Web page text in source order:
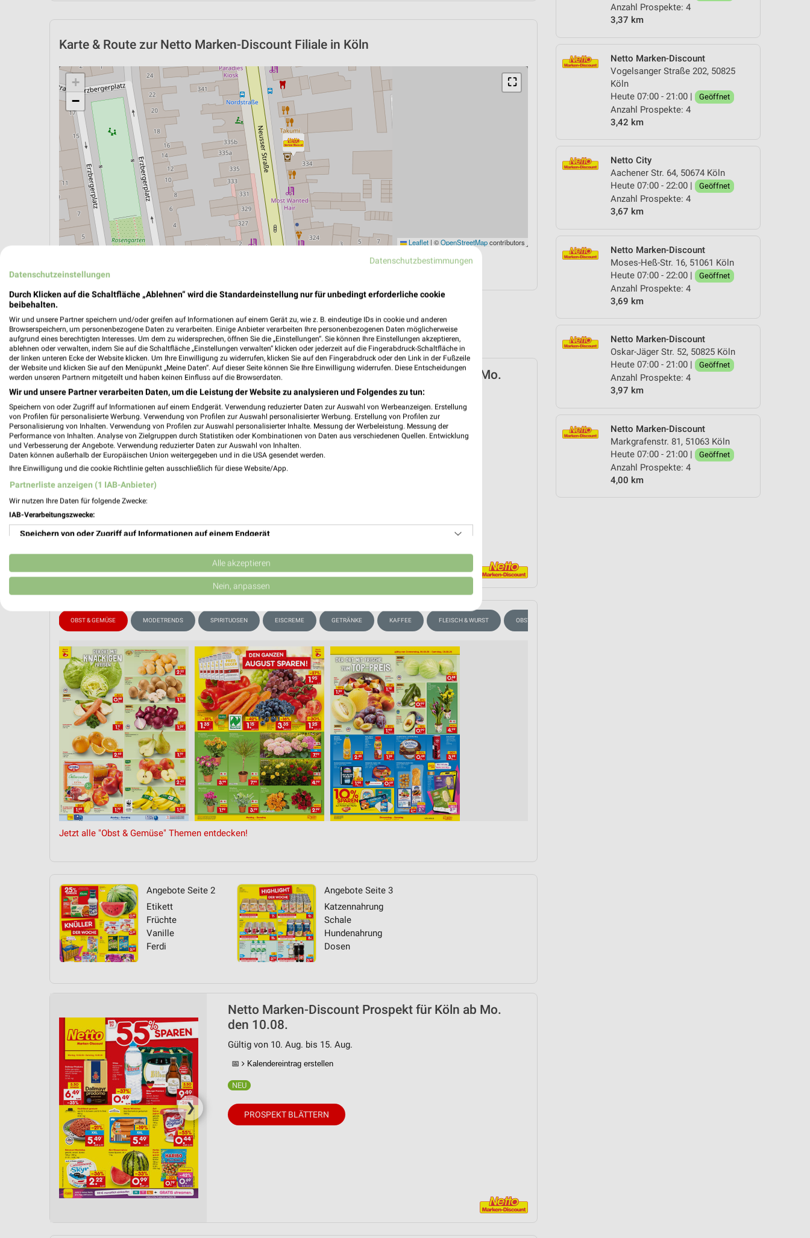
Anzahl Prospekte: 4
3,37 km
Netto Marken-Discount
Vogelsanger Straße 202, 50825
Köln
Heute 07:00 - 21:00 |
Geöffnet
Anzahl Prospekte: 4
3,42 km
Netto City
Aachener Str. 64, 50674 Köln
Heute 07:00 - 22:00 |
Geöffnet
Anzahl Prospekte: 4
3,67 km
Netto Marken-Discount
Moses-Heß-Str. 16, 51061 Köln
Heute 07:00 - 22:00 |
Geöffnet
Anzahl Prospekte: 4
3,69 km
Netto Marken-Discount
Oskar-Jäger Str. 52, 50825 Köln
Heute 07:00 - 21:00 |
Geöffnet
Anzahl Prospekte: 4
3,97 km
Netto Marken-Discount
Markgrafenstr. 81, 51063 Köln
Heute 07:00 - 21:00 |
Geöffnet
Anzahl Prospekte: 4
4,00 km
Karte & Route zur Netto Marken-Discount Filiale in Köln
⛶
+
−
Leaflet | ©OpenStreetMapcontributors
NAVIGATION MIT GOOGLE/IOS MAPS
Aktuelle Angebote in dieser Filiale
Anzahl Prospekte: 4
Letztes Prospektupdate: vor 19 Stunden
❯
Netto Marken-Discount Prospekt für Köln ab Mo.
den 03.08.
Gültig von 03. Aug. bis 08. Aug.
📅 Kalendereintrag erstellen
OBST & GEMÜSE MODETRENDS SPIRITUOSEN EISCREME GETRÄNKE KAFFEE FLEISCH & WURST OBST
Jetzt alle "Obst & Gemüse" Themen entdecken!
Angebote Seite 2
Etikett
Früchte
Vanille
Ferdi
Angebote Seite 3
Katzennahrung
Schale
Hundenahrung
Dosen
❯
Netto Marken-Discount Prospekt für Köln ab Mo.
den 10.08.
Gültig von 10. Aug. bis 15. Aug.
📅 Kalendereintrag erstellen
PROSPEKT BLÄTTERN
Datenschutzbestimmungen
Datenschutzeinstellungen
Durch Klicken auf die Schaltfläche „Ablehnen“ wird die Standardeinstellung nur für unbedingt erforderliche cookie
beibehalten.
Wir und unsere Partner speichern und/oder greifen auf Informationen auf einem Gerät zu, wie z. B. eindeutige IDs in cookie und anderen
Browserspeichern, um personenbezogene Daten zu verarbeiten. Einige Anbieter verarbeiten Ihre personenbezogenen Daten möglicherweise
aufgrund eines berechtigten Interesses. Um dem zu widersprechen, öffnen Sie die „Einstellungen“. Sie können Ihre Einstellungen akzeptieren,
ablehnen oder verwalten, indem Sie auf die Schaltfläche „Einstellungen verwalten“ klicken oder jederzeit auf die Fingerabdruck-Schaltfläche in
der linken unteren Ecke der Website klicken. Um Ihre Einwilligung zu widerrufen, klicken Sie auf den Fingerabdruck oder den Link in der Fußzeile
der Website und klicken Sie auf den Menüpunkt „Meine Daten“. Auf dieser Seite können Sie Ihre Einwilligung widerrufen. Diese Entscheidungen
werden unseren Partnern mitgeteilt und haben keinen Einfluss auf die Browserdaten.
Wir und unsere Partner verarbeiten Daten, um die Leistung der Website zu analysieren und Folgendes zu tun:
Speichern von oder Zugriff auf Informationen auf einem Endgerät. Verwendung reduzierter Daten zur Auswahl von Werbeanzeigen. Erstellung
von Profilen für personalisierte Werbung. Verwendung von Profilen zur Auswahl personalisierter Werbung. Erstellung von Profilen zur
Personalisierung von Inhalten. Verwendung von Profilen zur Auswahl personalisierter Inhalte. Messung der Werbeleistung. Messung der
Performance von Inhalten. Analyse von Zielgruppen durch Statistiken oder Kombinationen von Daten aus verschiedenen Quellen. Entwicklung
und Verbesserung der Angebote. Verwendung reduzierter Daten zur Auswahl von Inhalten.
Daten können außerhalb der Europäischen Union weitergegeben und in die USA gesendet werden.
Ihre Einwilligung und die cookie Richtlinie gelten ausschließlich für diese Website/App.
Partnerliste anzeigen (1 IAB-Anbieter)
Wir nutzen Ihre Daten für folgende Zwecke:
IAB-Verarbeitungszwecke:
Speichern von oder Zugriff auf Informationen auf einem Endgerät
Verwendung reduzierter Daten zur Auswahl von Werbeanzeigen
Erstellung von Profilen für personalisierte Werbung
Erstellung von Profilen zur Personalisierung von Inhalten
Verwendung von Profilen zur Auswahl personalisierter Inhalte
Messung der Werbeleistung
Messung der Performance von Inhalten
Analyse von Zielgruppen durch Statistiken oder Kombinationen von Daten aus verschiedenen
Entwicklung und Verbesserung der Angebote
Verwendung reduzierter Daten zur Auswahl von Inhalten
IAB-Besonderheiten:
Verwendung genauer Standortdaten
Performance
Funktional
Alle akzeptieren
Nein, anpassen